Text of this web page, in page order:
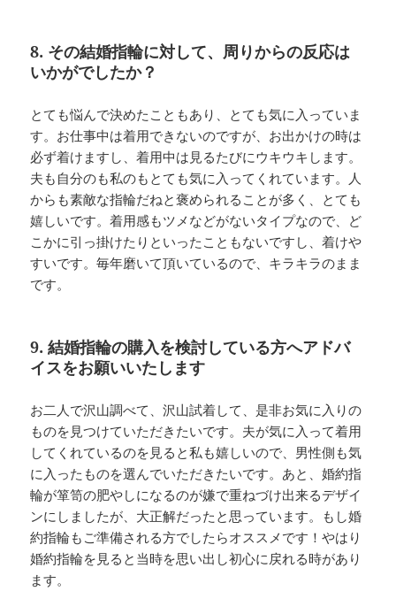
8. その結婚指輪に対して、周りからの反応は
いかがでしたか？
とても悩んで決めたこともあり、とても気に入っていま
す。お仕事中は着用できないのですが、お出かけの時は
必ず着けますし、着用中は見るたびにウキウキします。
夫も自分のも私のもとても気に入ってくれています。人
からも素敵な指輪だねと褒められることが多く、とても
嬉しいです。着用感もツメなどがないタイプなので、ど
こかに引っ掛けたりといったこともないですし、着けや
すいです。毎年磨いて頂いているので、キラキラのまま
です。
9. 結婚指輪の購入を検討している方へアドバ
イスをお願いいたします
お二人で沢山調べて、沢山試着して、是非お気に入りの
ものを見つけていただきたいです。夫が気に入って着用
してくれているのを見ると私も嬉しいので、男性側も気
に入ったものを選んでいただきたいです。あと、婚約指
輪が箪笥の肥やしになるのが嫌で重ねづけ出来るデザイ
ンにしましたが、大正解だったと思っています。もし婚
約指輪もご準備される方でしたらオススメです！やはり
婚約指輪を見ると当時を思い出し初心に戻れる時があり
ます。